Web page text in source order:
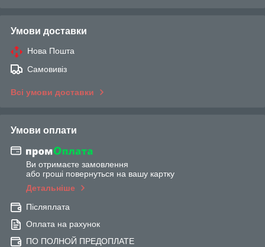
Умови доставки
Нова Пошта
Самовивіз
Всі умови доставки
Умови оплати
Ви отримаєте замовлення
або гроші повернуться на вашу картку
Детальніше
Післяплата
Оплата на рахунок
ПО ПОЛНОЙ ПРЕДОПЛАТЕ